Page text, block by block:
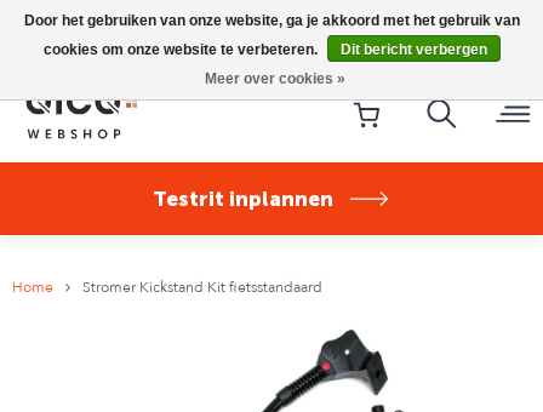
Riese & Müller Nevo5 Silent Core nu direct uit voorraad
leverbaar!
Testrit inplannen
Home Stromer Kickstand Kit fietsstandaard
Door het gebruiken van onze website, ga je akkoord met het gebruik van
cookies om onze website te verbeteren.
Dit bericht verbergen
Meer over cookies »